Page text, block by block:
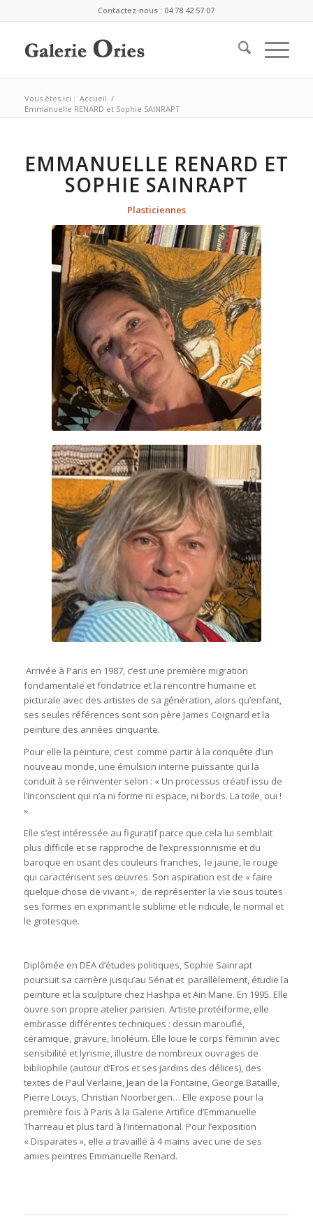
Contactez-nous : 04 78 42 57 07
Vous êtes ici : Accueil /
Emmanuelle RENARD et Sophie SAINRAPT
EMMANUELLE RENARD ET
SOPHIE SAINRAPT
Plasticiennes
Arrivée à Paris en 1987, c’est une première migration
fondamentale et fondatrice et la rencontre humaine et
picturale avec des artistes de sa génération, alors qu’enfant,
ses seules références sont son père James Coignard et la
peinture des années cinquante.
Pour elle la peinture, c’est comme partir à la conquête d’un
nouveau monde, une émulsion interne puissante qui la
conduit à se réinventer selon : « Un processus créatif issu de
l’inconscient qui n’a ni forme ni espace, ni bords. La toile, oui !
».
Elle s’est intéressée au figuratif parce que cela lui semblait
plus difficile et se rapproche de l’expressionnisme et du
baroque en osant des couleurs franches, le jaune, le rouge
qui caractérisent ses œuvres. Son aspiration est de « faire
quelque chose de vivant », de représenter la vie sous toutes
ses formes en exprimant le sublime et le ridicule, le normal et
le grotesque.
Diplômée en DEA d’études politiques, Sophie Sainrapt
poursuit sa carrière jusqu’au Sénat et parallèlement, étudie la
peinture et la sculpture chez Hashpa et Ain Marie. En 1995. Elle
ouvre son propre atelier parisien. Artiste protéiforme, elle
embrasse différentes techniques : dessin marouflé,
céramique, gravure, linoléum. Elle loue le corps féminin avec
sensibilité et lyrisme, illustre de nombreux ouvrages de
bibliophile (autour d’Eros et ses jardins des délices), des
textes de Paul Verlaine, Jean de la Fontaine, George Bataille,
Pierre Louys, Christian Noorbergen… Elle expose pour la
première fois à Paris à la Galerie Artifice d’Emmanuelle
Tharreau et plus tard à l’international. Pour l’exposition
« Disparates », elle a travaillé à 4 mains avec une de ses
amies peintres Emmanuelle Renard.